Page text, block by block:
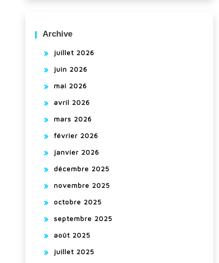
Archive
juillet 2026
juin 2026
mai 2026
avril 2026
mars 2026
février 2026
janvier 2026
décembre 2025
novembre 2025
octobre 2025
septembre 2025
août 2025
juillet 2025